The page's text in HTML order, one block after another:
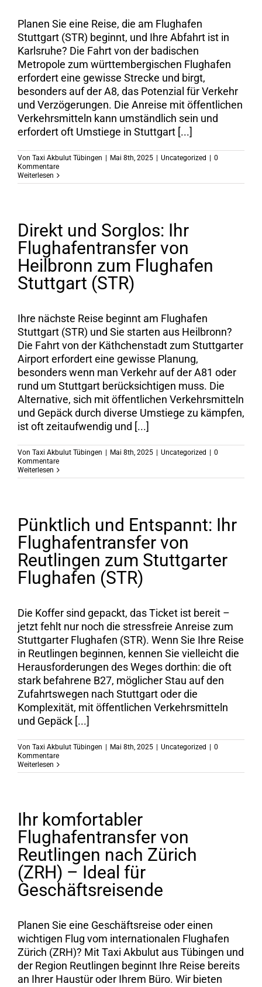
Planen Sie eine Reise, die am Flughafen
Stuttgart (STR) beginnt, und Ihre Abfahrt ist in
Karlsruhe? Die Fahrt von der badischen
Metropole zum württembergischen Flughafen
erfordert eine gewisse Strecke und birgt,
besonders auf der A8, das Potenzial für Verkehr
und Verzögerungen. Die Anreise mit öffentlichen
Verkehrsmitteln kann umständlich sein und
erfordert oft Umstiege in Stuttgart [...]
Von Taxi Akbulut Tübingen Mai 8th, 2025 Uncategorized
0
Kommentare
Weiterlesen
Direkt und Sorglos: Ihr
Flughafentransfer von
Heilbronn zum Flughafen
Stuttgart (STR)
Ihre nächste Reise beginnt am Flughafen
Stuttgart (STR) und Sie starten aus Heilbronn?
Die Fahrt von der Käthchenstadt zum Stuttgarter
Airport erfordert eine gewisse Planung,
besonders wenn man Verkehr auf der A81 oder
rund um Stuttgart berücksichtigen muss. Die
Alternative, sich mit öffentlichen Verkehrsmitteln
und Gepäck durch diverse Umstiege zu kämpfen,
ist oft zeitaufwendig und [...]
Von Taxi Akbulut Tübingen Mai 8th, 2025 Uncategorized
0
Kommentare
Weiterlesen
Pünktlich und Entspannt: Ihr
Flughafentransfer von
Reutlingen zum Stuttgarter
Flughafen (STR)
Die Koffer sind gepackt, das Ticket ist bereit –
jetzt fehlt nur noch die stressfreie Anreise zum
Stuttgarter Flughafen (STR). Wenn Sie Ihre Reise
in Reutlingen beginnen, kennen Sie vielleicht die
Herausforderungen des Weges dorthin: die oft
stark befahrene B27, möglicher Stau auf den
Zufahrtswegen nach Stuttgart oder die
Komplexität, mit öffentlichen Verkehrsmitteln
und Gepäck [...]
Von Taxi Akbulut Tübingen Mai 8th, 2025 Uncategorized
0
Kommentare
Weiterlesen
Ihr komfortabler
Flughafentransfer von
Reutlingen nach Zürich
(ZRH) – Ideal für
Geschäftsreisende
Planen Sie eine Geschäftsreise oder einen
wichtigen Flug vom internationalen Flughafen
Zürich (ZRH)? Mit Taxi Akbulut aus Tübingen und
der Region Reutlingen beginnt Ihre Reise bereits
an Ihrer Haustür oder Ihrem Büro. Wir bieten